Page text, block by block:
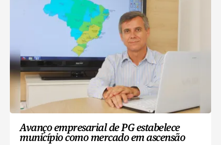
Avanço empresarial de PG estabelece
município como mercado em ascensão